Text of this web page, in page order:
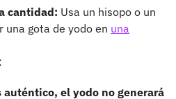
cantidad: Usa un hisopo o un
una gota de yodo en una
el yodo no generará